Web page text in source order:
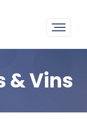
& Vins